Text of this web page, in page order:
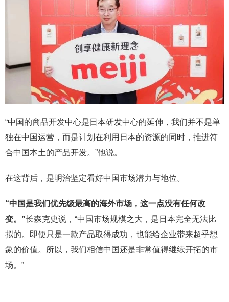
“中国的商品开发中心是日本研发中心的延伸，我们并不是单
独在中国运营，而是计划在利用日本的资源的同时，推进符
合中国本土的产品开发。”他说。
在这背后，是明治坚定看好中国市场潜力与地位。
“中国是我们优先级最高的海外市场，这一点没有任何改
变。 ”长森克史说，“中国市场规模之大，是日本完全无法比
拟的。即便只是一款产品取得成功，也能给企业带来超乎想
象的价值。所以，我们相信中国还是非常值得继续开拓的市
场。”